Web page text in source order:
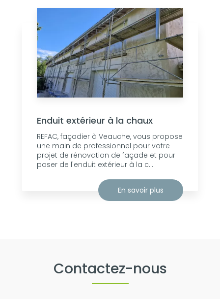
Enduit extérieur à la chaux
REFAC, façadier à Veauche, vous propose
une main de professionnel pour votre
projet de rénovation de façade et pour
poser de l'enduit extérieur à la c...
En savoir plus
Contactez-nous